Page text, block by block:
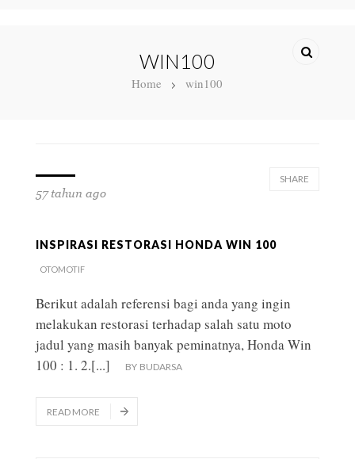
WIN100
Home win100
57 tahun ago
SHARE
INSPIRASI RESTORASI HONDA WIN 100
OTOMOTIF
Berikut adalah referensi bagi anda yang ingin
melakukan restorasi terhadap salah satu moto
jadul yang masih banyak peminatnya, Honda Win
100 : 1. 2.[...] BY BUDARSA
READ MORE